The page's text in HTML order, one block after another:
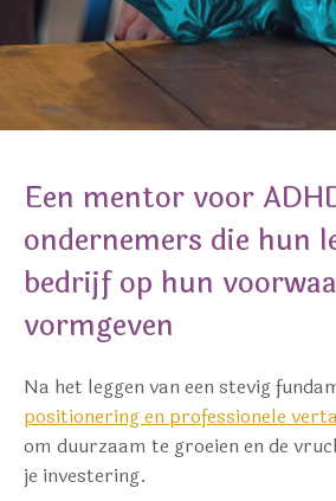
Een mentor voor
ondernemers die hun
bedrijf op hun
vormgeven
Na het leggen van een stevig
positionering en professionele
om duurzaam te groeien en de
je investering.